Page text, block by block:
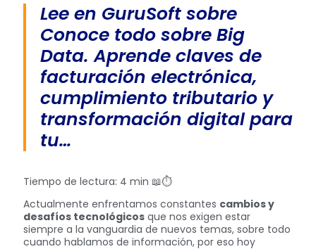
Lee en GuruSoft sobre
Conoce todo sobre Big
Data. Aprende claves de
facturación electrónica,
cumplimiento tributario y
transformación digital para
tu…
Tiempo de lectura: 4 min 📖⏱️
Actualmente enfrentamos constantes cambios y
desafíos tecnológicos que nos exigen estar
siempre a la vanguardia de nuevos temas, sobre todo
cuando hablamos de información, por eso hoy